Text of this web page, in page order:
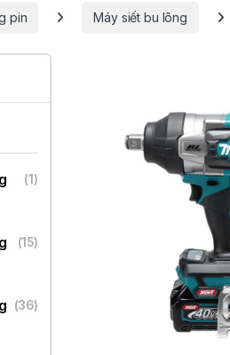
pin Máy siết bu lông
(1)
(15)
(36)